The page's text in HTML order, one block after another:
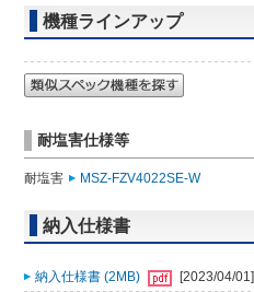
機種ラインアップ
耐塩害仕様等
耐塩害 MSZ-FZV4022SE-W
納入仕様書
納入仕様書 (2MB)
[2023/04/01]